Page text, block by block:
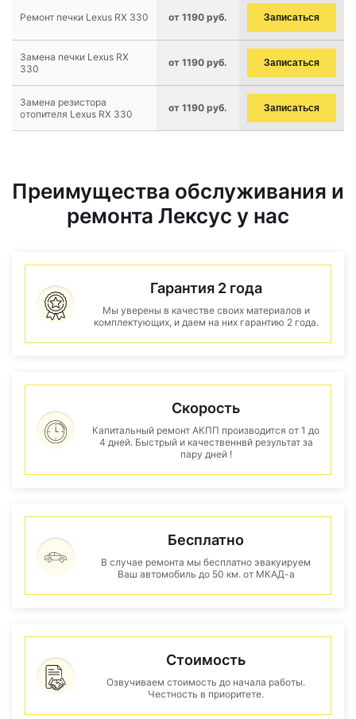
Ремонт печки Lexus RX 330 от 1190 руб. Записаться
Замена печки Lexus RX
330
от 1190 руб. Записаться
Замена резистора
отопителя Lexus RX 330
от 1190 руб. Записаться
Преимущества обслуживания и
ремонта Лексус у нас
Гарантия 2 года
Мы уверены в качестве своих материалов и
комплектующих, и даем на них гарантию 2 года.
Скорость
Капитальный ремонт АКПП производится от 1 до
4 дней. Быстрый и качественнвй результат за
пару дней !
Бесплатно
В случае ремонта мы бесплатно эвакуируем
Ваш автомобиль до 50 км. от МКАД-а
Стоимость
Озвучиваем стоимость до начала работы.
Честность в приоритете.